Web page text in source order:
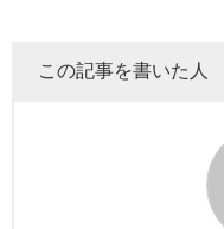
この記事を書いた人